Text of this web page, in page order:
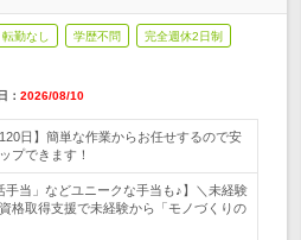
転勤なし 学歴不問 完全週休2日制
： 2026/08/10
日】簡単な作業からお任せするので安
プできます！
手当」などユニークな手当も♪】＼未経験
格取得支援で未経験から「モノづくりの